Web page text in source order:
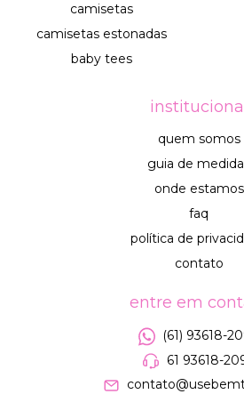
camisetas
camisetas estonadas
baby tees
quem somos
guia de
onde estamos
faq
política de
contato
entre em
(61) 93618-
61 93618-